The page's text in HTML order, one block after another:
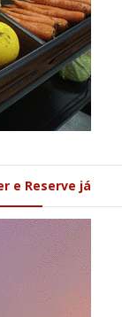
e Reserve já